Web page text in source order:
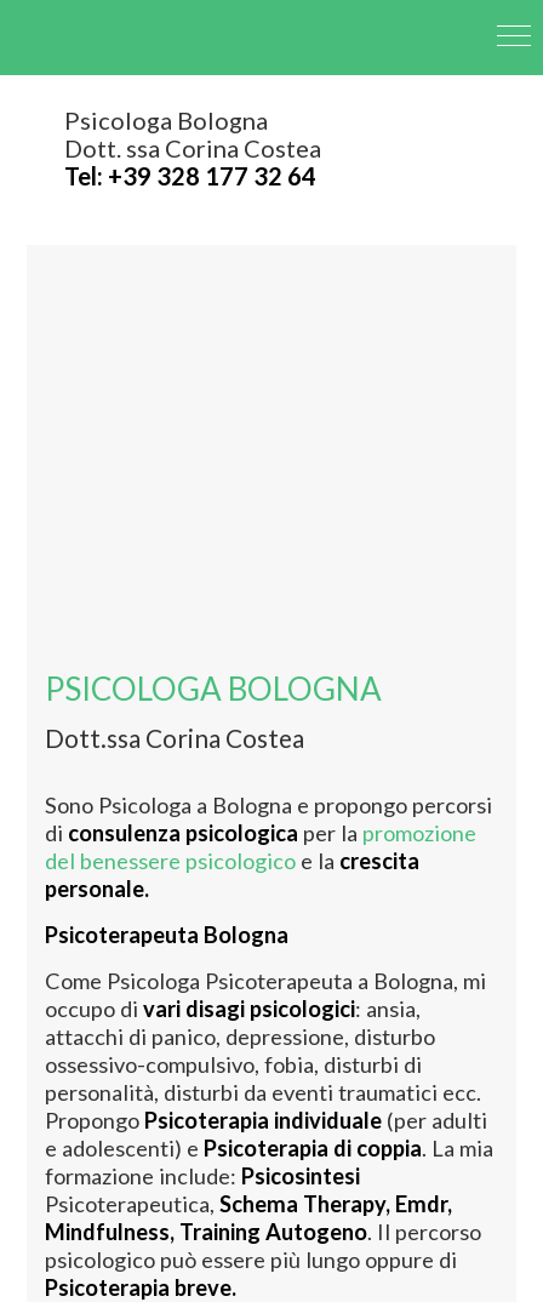
Psicologa Bologna
Dott. ssa Corina Costea
Tel: +39 328 177 32 64
PSICOLOGA BOLOGNA
Dott.ssa Corina Costea
Sono Psicologa a Bologna e propongo percorsi
di consulenza psicologica per la promozione
del benessere psicologicoe la crescita
personale.
Psicoterapeuta Bologna
Come Psicologa Psicoterapeuta a Bologna, mi
occupo di vari disagi psicologici: ansia,
attacchi di panico, depressione, disturbo
ossessivo-compulsivo, fobia, disturbi di
personalità, disturbi da eventi traumatici ecc.
Propongo Psicoterapia individuale(per adulti
e adolescenti) e Psicoterapia di coppia. La mia
formazione include: Psicosintesi
Psicoterapeutica, Schema Therapy, Emdr,
Mindfulness, Training Autogeno. Il percorso
psicologico può essere più lungo oppure di
Psicoterapia breve.